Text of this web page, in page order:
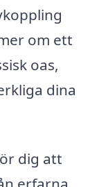
om ett
oas,
dina
dig att